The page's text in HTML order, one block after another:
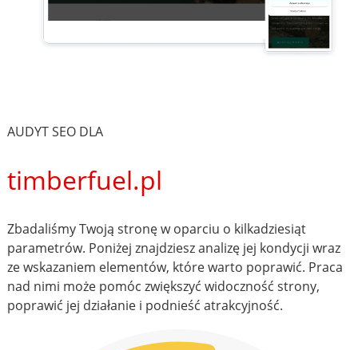
AUDYT SEO DLA
timberfuel.pl
Zbadaliśmy Twoją stronę w oparciu o kilkadziesiąt
parametrów. Poniżej znajdziesz analizę jej kondycji wraz
ze wskazaniem elementów, które warto poprawić. Praca
nad nimi może pomóc zwiększyć widoczność strony,
poprawić jej działanie i podnieść atrakcyjność.